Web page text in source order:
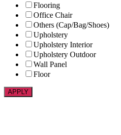
Flooring
Office Chair
Others (Cap/Bag/Shoes)
Upholstery
Upholstery Interior
Upholstery Outdoor
Wall Panel
Floor
APPLY